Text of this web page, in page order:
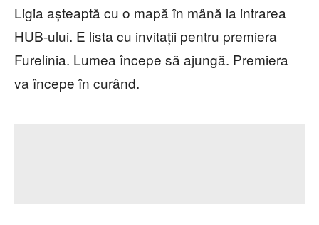
Ligia așteaptă cu o mapă în mână la intrarea
HUB-ului. E lista cu invitații pentru premiera
Furelinia. Lumea începe să ajungă. Premiera
va începe în curând.